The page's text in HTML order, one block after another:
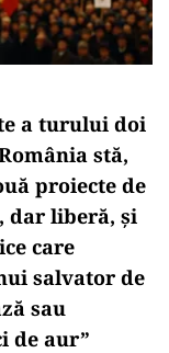
a turului doi
stă,
proiecte de
dar liberă, și
care
salvator de
sau
de aur”